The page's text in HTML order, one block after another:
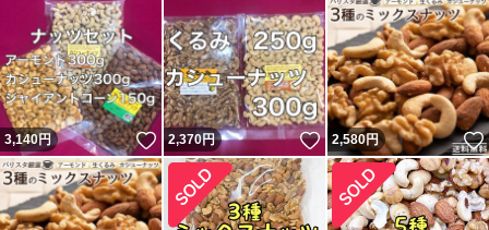
3,140円 いいね！
2,370円 いいね！
2,580円